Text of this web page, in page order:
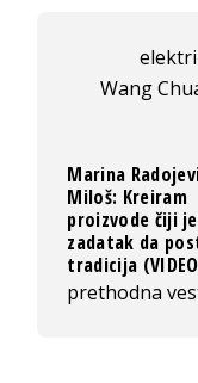
Wang
Marina
Miloš: Kreiram
proizvode čiji je
zadatak da
tradicija
prethodna